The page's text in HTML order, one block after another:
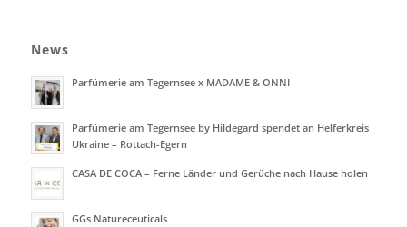
News
Parfümerie am Tegernsee x MADAME & ONNI
Parfümerie am Tegernsee by Hildegard spendet an Helferkreis
Ukraine – Rottach-Egern
CASA DE COCA – Ferne Länder und Gerüche nach Hause holen
GGs Natureceuticals